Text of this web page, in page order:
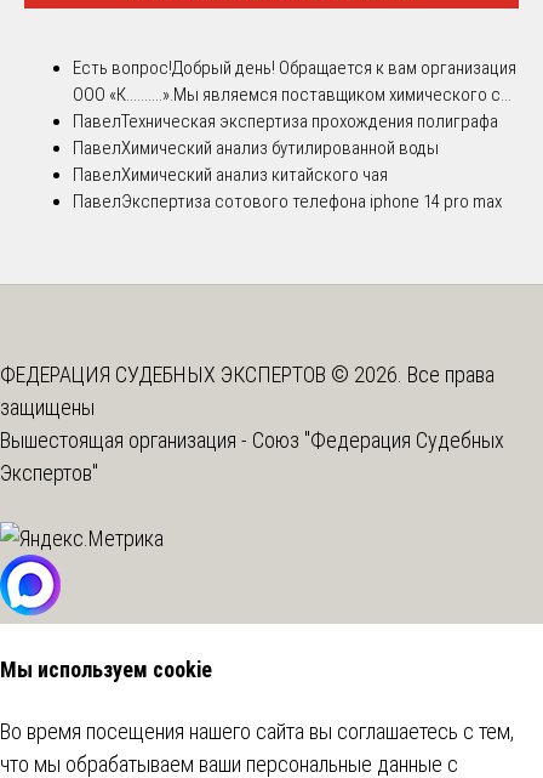
Есть вопрос!Добрый день! Обращается к вам организация
ООО «К..........».Мы являемся поставщиком химического с...
ПавелТехническая экспертиза прохождения полиграфа
ПавелХимический анализ бутилированной воды
ПавелХимический анализ китайского чая
ПавелЭкспертиза сотового телефона iphone 14 pro max
ФЕДЕРАЦИЯ СУДЕБНЫХ ЭКСПЕРТОВ © 2026. Все права
защищены
Вышестоящая организация - Союз "Федерация Судебных
Экспертов"
Мы используем cookie
Во время посещения нашего сайта вы соглашаетесь с тем,
что мы обрабатываем ваши персональные данные с